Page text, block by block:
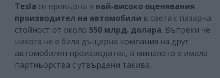
Tesla се превърна в най-високо оценявания
производител на автомобили в света с пазарна
стойност от около 550 млрд. долара. Въпреки че
никога не е била дъщерна компания на друг
автомобилен производител, в миналото е имала
партньорства с утвърдени такива.